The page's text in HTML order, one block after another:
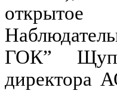
ГОК”
директора